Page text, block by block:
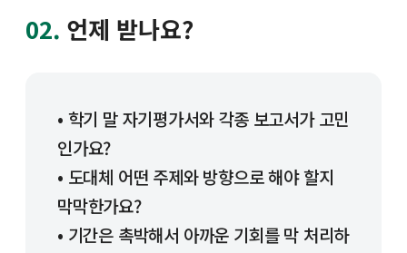
02. 언제 받나요?
• 학기 말 자기평가서와 각종 보고서가 고민
인가요?
• 도대체 어떤 주제와 방향으로 해야 할지
막막한가요?
• 기간은 촉박해서 아까운 기회를 막 처리하